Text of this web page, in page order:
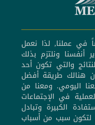
في عملنا, لذا نعمل
ونلتزم بذلك
والتي تكون أحد
هنالك طريقة أفضل
اليومي. ومعنا من
في الإجتماعات
الكبيرة وتبادل
لتكون سبب من أسباب